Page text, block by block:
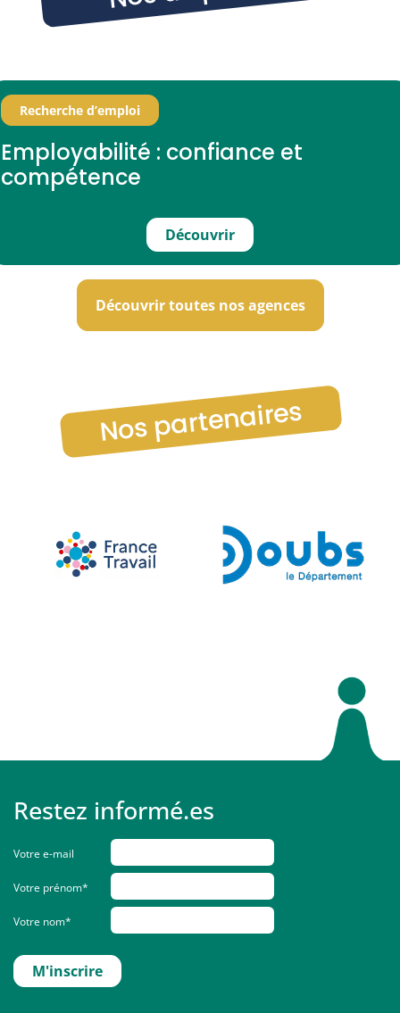
Recherche d’emploi
Employabilité : confiance et
compétence
Découvrir
Découvrir toutes nos agences
Nos partenaires
Restez informé.es
Votre e-mail
Votre prénom*
Votre nom*